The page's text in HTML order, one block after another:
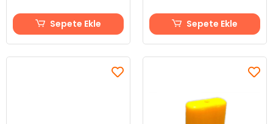
Sepete Ekle Sepete Ekle